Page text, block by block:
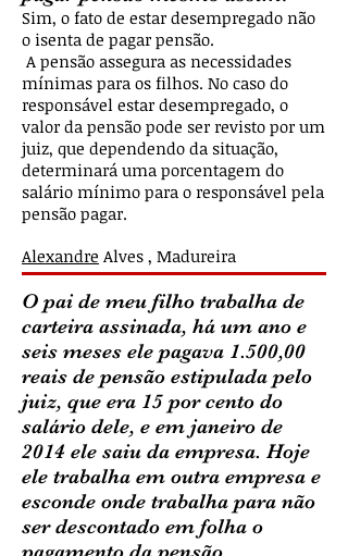
Sim, o fato de estar desempregado não
o isenta de pagar pensão.
A pensão assegura as necessidades
mínimas para os filhos. No caso do
responsável estar desempregado, o
valor da pensão pode ser revisto por um
juiz, que dependendo da situação,
determinará uma porcentagem do
salário mínimo para o responsável pela
pensão pagar.
Alexandre Alves , Madureira
O pai de meu filho trabalha de
carteira assinada, há um ano e
seis meses ele pagava 1.500,00
reais de pensão estipulada pelo
juiz, que era 15 por cento do
salário dele, e em janeiro de
2014 ele saiu da empresa. Hoje
ele trabalha em outra empresa e
esconde onde trabalha para não
ser descontado em folha o